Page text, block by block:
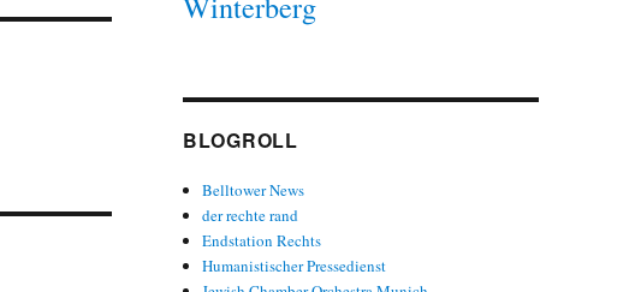
BLOGROLL
Belltower News
der rechte rand
Endstation Rechts
Humanistischer Pressedienst